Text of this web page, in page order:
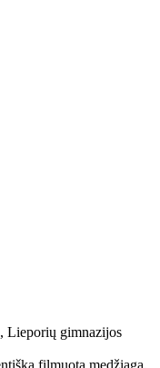
Lieporių gimnazijos
filmuotą medžiagą,